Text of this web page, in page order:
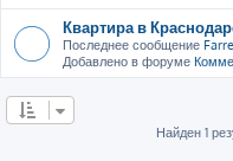
Квартира в
Последнее сообщение
Добавлено в форуме
Найден 1